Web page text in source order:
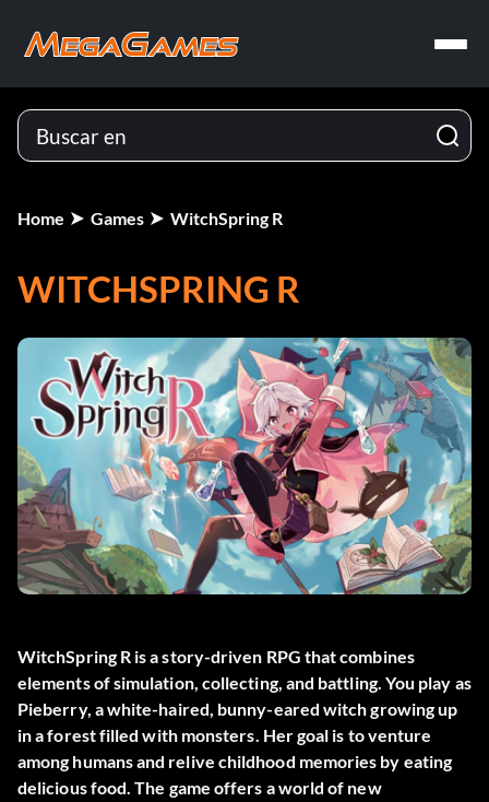
Home Games WitchSpring R
WITCHSPRING R
WitchSpring R is a story-driven RPG that combines
elements of simulation, collecting, and battling. You play as
Pieberry, a white-haired, bunny-eared witch growing up
in a forest filled with monsters. Her goal is to venture
among humans and relive childhood memories by eating
delicious food. The game offers a world of new